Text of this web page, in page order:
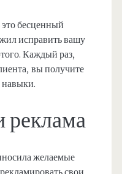
это бесценный
исправить вашу
Каждый раз,
вы получите
желаемые